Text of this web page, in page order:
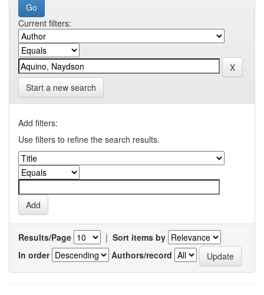
Current filters:
Start a new search
Add filters:
Use filters to refine the search results.
Results/Page | Sort items by
In order
Authors/record